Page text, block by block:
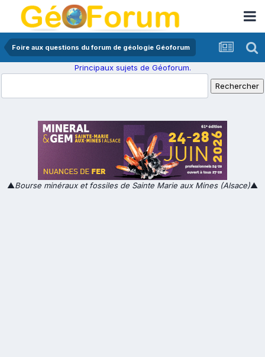
Foire aux questions du forum de géologie Géoforum
Principaux sujets de Géoforum.
▲Bourse minéraux et fossiles de Sainte Marie aux Mines (Alsace)▲